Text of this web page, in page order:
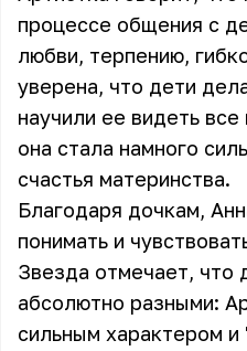
процессе общения с
любви, терпению,
уверена, что дети
научили ее видеть
она стала намного
счастья материнства.
Благодаря дочкам,
понимать и
Звезда отмечает, что
абсолютно разными:
сильным характером и